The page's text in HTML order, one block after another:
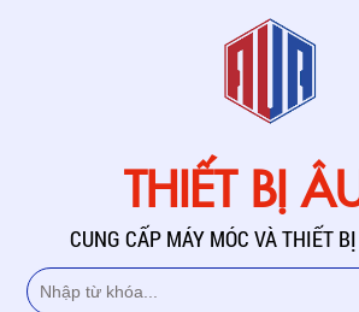
THIẾT BỊ
CUNG CẤP MÁY MÓC VÀ THIẾT